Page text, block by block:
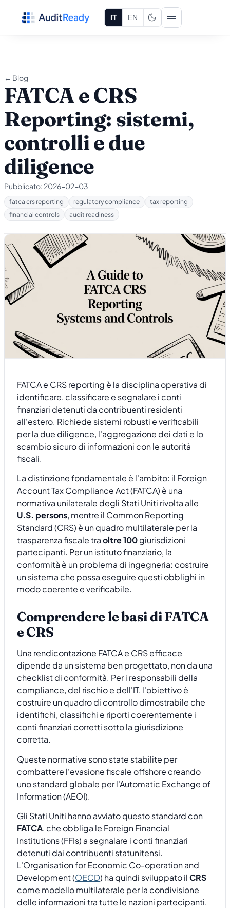
IT EN
← Blog
FATCA e CRS
Reporting: sistemi,
controlli e due
diligence
Pubblicato: 2026-02-03
fatca crs reporting regulatory compliance
tax reporting
financial controls
audit readiness
FATCA e CRS reporting è la disciplina operativa di
identificare, classificare e segnalare i conti
finanziari detenuti da contribuenti residenti
all'estero. Richiede sistemi robusti e verificabili
per la due diligence, l'aggregazione dei dati e lo
scambio sicuro di informazioni con le autorità
fiscali.
La distinzione fondamentale è l'ambito: il Foreign
Account Tax Compliance Act (FATCA) è una
normativa unilaterale degli Stati Uniti rivolta alle
U.S. persons, mentre il Common Reporting
Standard (CRS) è un quadro multilaterale per la
trasparenza fiscale traoltre 100giurisdizioni
partecipanti. Per un istituto finanziario, la
conformità è un problema di ingegneria: costruire
un sistema che possa eseguire questi obblighi in
modo coerente e verificabile.
Comprendere le basi di FATCA
e CRS
Una rendicontazione FATCA e CRS efficace
dipende da un sistema ben progettato, non da una
checklist di conformità. Per i responsabili della
compliance, del rischio e dell'IT, l'obiettivo è
costruire un quadro di controllo dimostrabile che
identifichi, classifichi e riporti coerentemente i
conti finanziari corretti sotto la giurisdizione
corretta.
Queste normative sono state stabilite per
combattere l'evasione fiscale offshore creando
uno standard globale per l'Automatic Exchange of
Information (AEOI).
Gli Stati Uniti hanno avviato questo standard con
FATCA, che obbliga le Foreign Financial
Institutions (FFIs) a segnalare i conti finanziari
detenuti dai contribuenti statunitensi.
L'Organisation for Economic Co-operation and
Development (OECD) ha quindi sviluppato ilCRS
come modello multilaterale per la condivisione
delle informazioni tra tutte le nazioni partecipanti.